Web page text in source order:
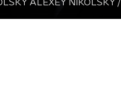
ALEXEY NIKOLSKY